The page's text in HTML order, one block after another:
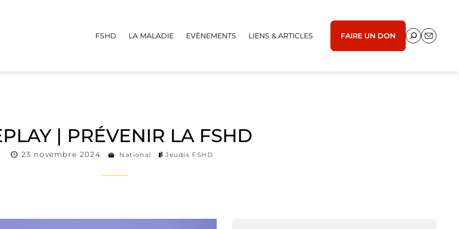
FSHD LA MALADIE EVÈNEMENTS LIENS & ARTICLES FAIRE UN DON
| PRÉVENIR LA FSHD
23 novembre 2024 National Jeudis FSHD